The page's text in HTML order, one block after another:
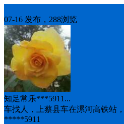
07-16 发布，288浏览
知足常乐***5911...
车找人，上蔡县车在漯河高铁站
*****5911